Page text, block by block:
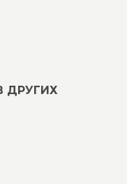
ДРУГИХ